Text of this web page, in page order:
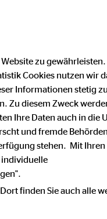
zu
Cookies nutzen wir
Informationen stetig zu
Zu diesem Zweck
Ihre Daten auch in die
und fremde
stehen. Mit Ihren
individuelle
finden Sie auch alle